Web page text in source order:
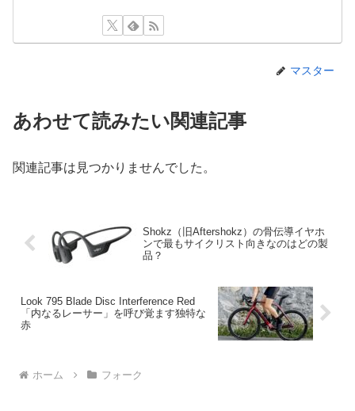
マスター
あわせて読みたい関連記事
関連記事は見つかりませんでした。
Shokz（旧Aftershokz）の骨伝導イヤホ
ンで最もサイクリスト向きなのはどの製
品？
Look 795 Blade Disc Interference Red
「内なるレーサー」を呼び覚ます独特な
赤
ホーム フォーク